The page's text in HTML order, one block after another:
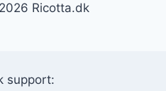
Ricotta.dk
support: